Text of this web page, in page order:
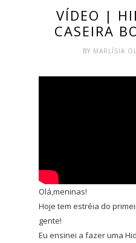
VÍDEO |
CASEIRA
BY MARLÍSIA
Olá,meninas!
Hoje tem estréia do
gente!
Eu ensinei a fazer uma